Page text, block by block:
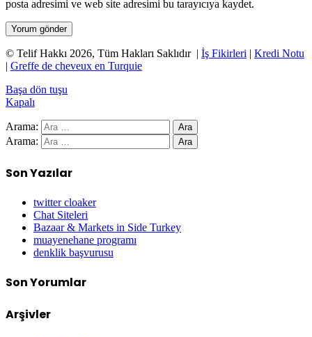
posta adresimi ve web site adresimi bu tarayıcıya kaydet.
© Telif Hakkı 2026, Tüm Hakları Saklıdır | İş Fikirleri | Kredi Notu
| Greffe de cheveux en Turquie
Başa dön tuşu
Kapalı
Arama:
Arama:
Son Yazılar
twitter cloaker
Chat Siteleri
Bazaar & Markets in Side Turkey
muayenehane programı
denklik başvurusu
Son Yorumlar
Arşivler